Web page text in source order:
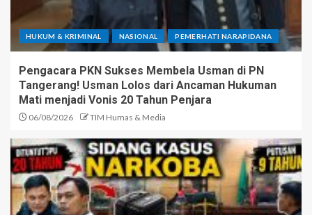
HUKUM & KRIMINAL NASIONAL PEMERHATI NARAPIDANA
Pengacara PKN Sukses Membela Usman di PN
Tangerang! Usman Lolos dari Ancaman Hukuman
Mati menjadi Vonis 20 Tahun Penjara
06/08/2026 TIM Humas & Media